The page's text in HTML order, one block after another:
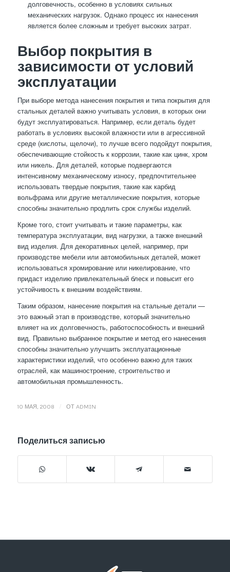
долговечность, особенно в условиях сильных
механических нагрузок. Однако процесс их нанесения
является более сложным и требует высоких затрат.
Выбор покрытия в
зависимости от условий
эксплуатации
При выборе метода нанесения покрытия и типа покрытия для
стальных деталей важно учитывать условия, в которых они
будут эксплуатироваться. Например, если деталь будет
работать в условиях высокой влажности или в агрессивной
среде (кислоты, щелочи), то лучше всего подойдут покрытия,
обеспечивающие стойкость к коррозии, такие как цинк, хром
или никель. Для деталей, которые подвергаются
интенсивному механическому износу, предпочтительнее
использовать твердые покрытия, такие как карбид
вольфрама или другие металлические покрытия, которые
способны значительно продлить срок службы изделий.
Кроме того, стоит учитывать и такие параметры, как
температура эксплуатации, вид нагрузки, а также внешний
вид изделия. Для декоративных целей, например, при
производстве мебели или автомобильных деталей, может
использоваться хромирование или никелирование, что
придаст изделию привлекательный блеск и повысит его
устойчивость к внешним воздействиям.
Таким образом, нанесение покрытия на стальные детали —
это важный этап в производстве, который значительно
влияет на их долговечность, работоспособность и внешний
вид. Правильно выбранное покрытие и метод его нанесения
способны значительно улучшить эксплуатационные
характеристики изделий, что особенно важно для таких
отраслей, как машиностроение, строительство и
автомобильная промышленность.
10 МАЯ, 2008 ОТ ADMIN
Поделиться записью